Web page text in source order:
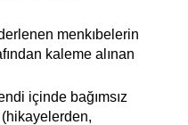
menkıbelerin
kaleme alınan
içinde bağımsız